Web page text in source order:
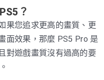
？
果您追求更高的畫質、更
面效果，那麼 PS5 Pro 是
對遊戲畫質沒有過高的要